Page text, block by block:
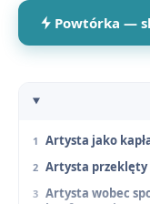
Powtórka —
Artysta jako
Artysta przeklęty
Artysta wobec